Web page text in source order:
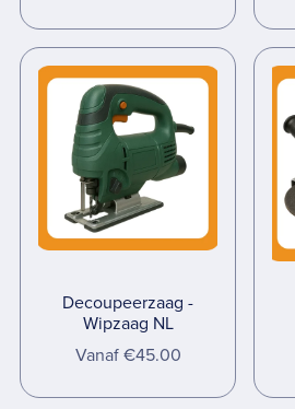
Decoupeerzaag -
Wipzaag NL
Vanaf €45.00